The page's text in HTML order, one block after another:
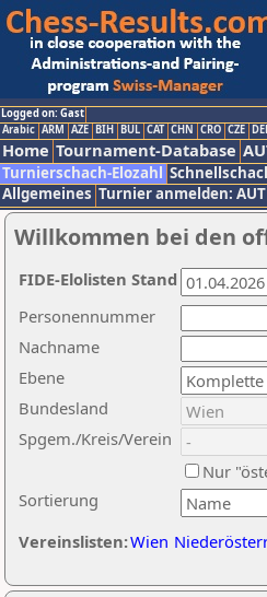
Logged on: Gast
Arabic ARM AZE BIH BUL CAT CHN CRO CZE
Home Tournament-Database
Turnierschach-Elozahl
Allgemeines Turnier anmelden: AUT
Willkommen bei den
Nachname
Ebene
Sortierung
Personennummer
Bundesland
Spgem./Kreis/Verein
Nur
Vereinslisten:Wien
FIDE-Elolisten Stand